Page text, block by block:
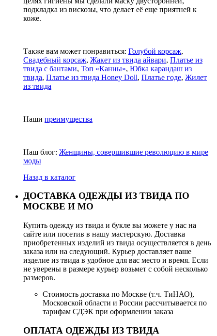
подкладка из вискозы, что делает её еще приятней к
коже.
Также вам может понравиться: Голубой корсаж,
Свадебный корсаж, Жакет из твида айвари, Платье из
твида с бантами, Топ «Канны», Юбка карандаш из
твида, Платье из твида Honey Doll, Платье годе, Жилет
из твида
Наши преимущества
Наш блог: Женщины, совершившие революцию в мире
моды
Назад в каталог
ДОСТАВКА ОДЕЖДЫ ИЗ ТВИДА ПО
МОСКВЕ И МО
Купить одежду из твида и букле вы можете у нас на
сайте или посетив в нашу мастерскую. Доставка
приобретенных изделий из твида осуществляется в день
заказа или на следующий. Курьер доставляет ваше
изделие из твида в удобное для вас место и время. Если
не уверены в размере курьер возьмет с собой несколько
размеров.
Стоимость доставка по Москве (т.ч. ТиНАО),
Московской области и России рассчитывается по
тарифам СДЭК при оформлении заказа
ОПЛАТА ОДЕЖДЫ ИЗ ТВИДА